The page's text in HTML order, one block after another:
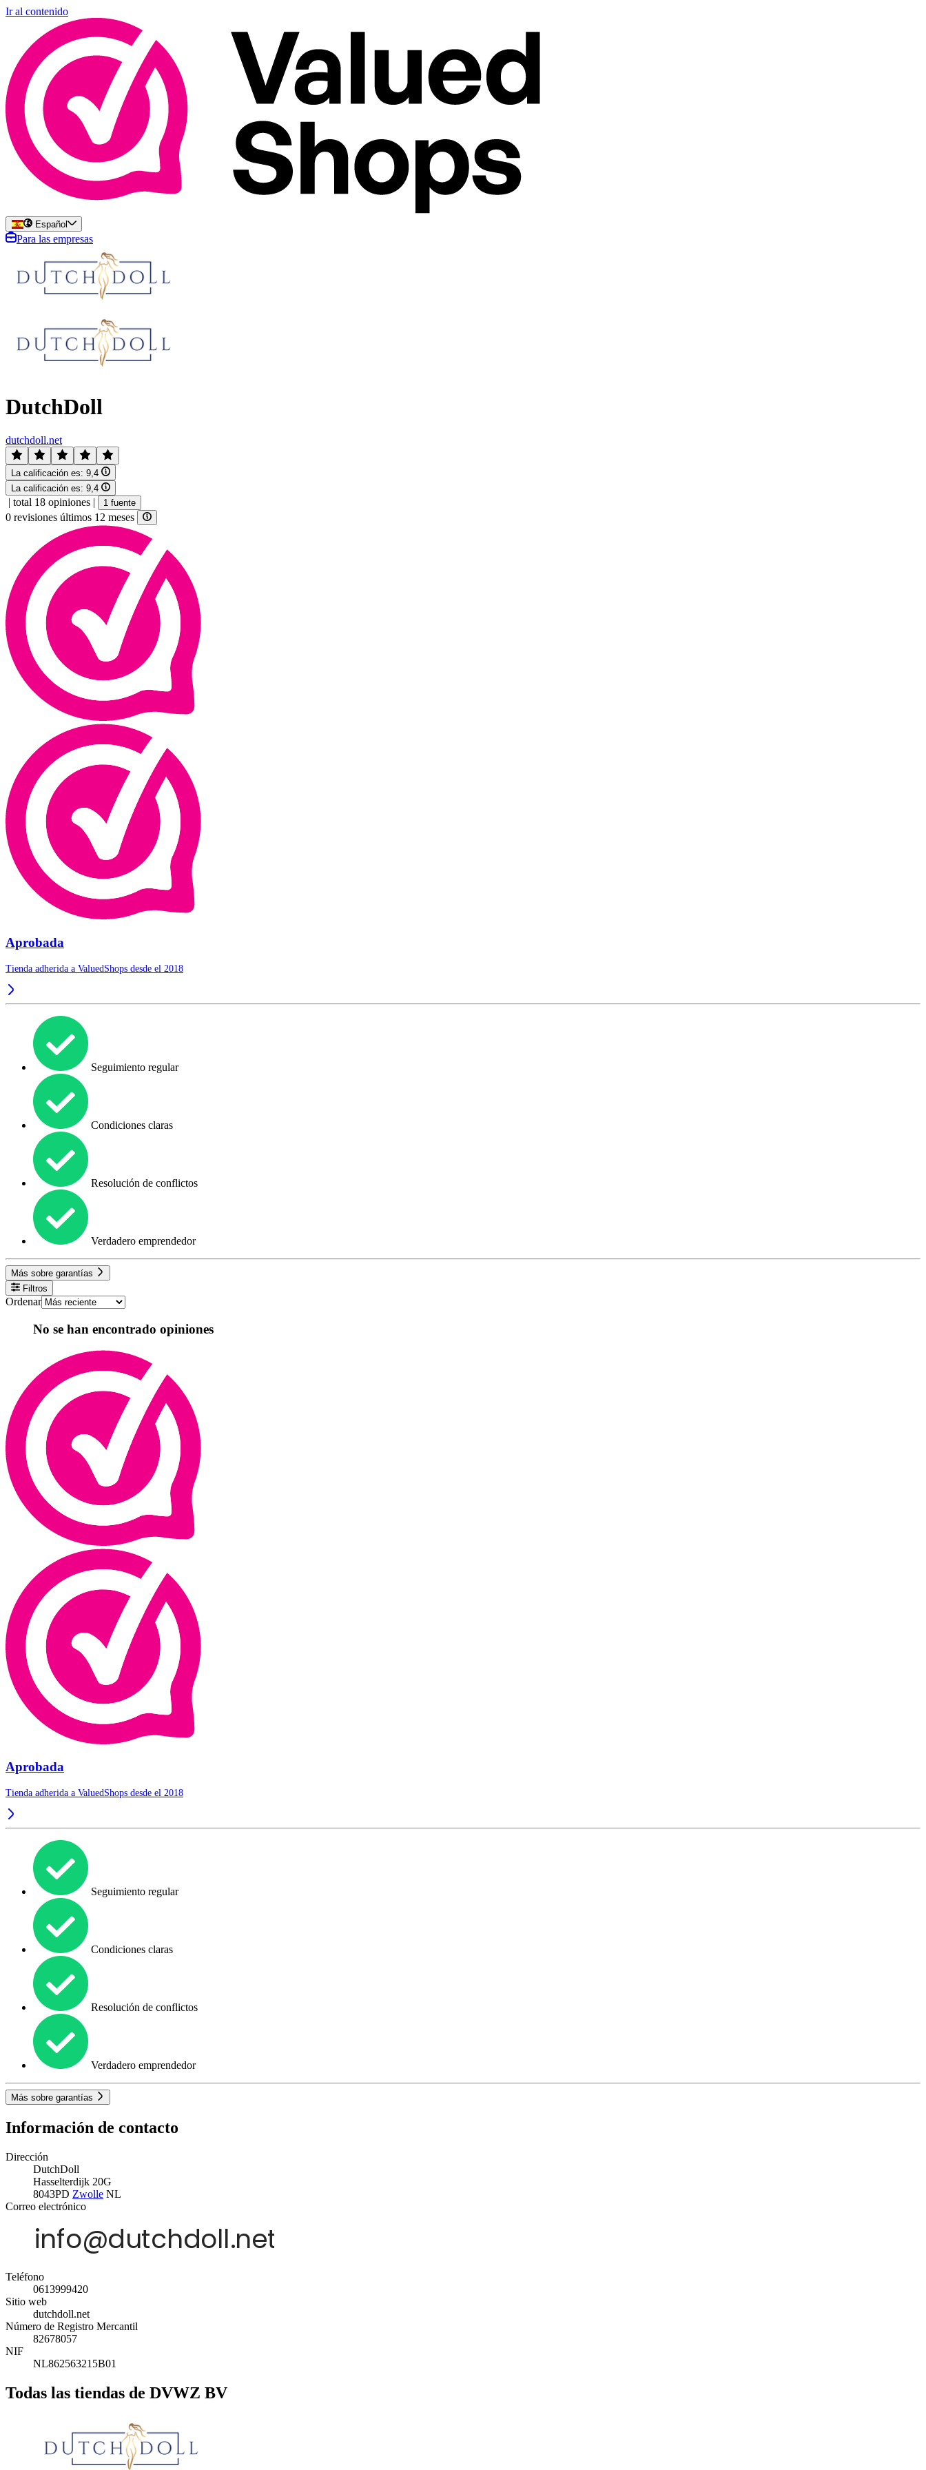
Ir al contenido
Español
Para las empresas
DutchDoll
dutchdoll.net
La calificación es: 9,4
La calificación es: 9,4
| total 18 opiniones | 1 fuente
0 revisiones últimos 12 meses
Aprobada
Tienda adherida a ValuedShops desde el 2018
Seguimiento regular
Condiciones claras
Resolución de conflictos
Verdadero emprendedor
Más sobre garantías
Filtros
Ordenar
No se han encontrado opiniones
Aprobada
Tienda adherida a ValuedShops desde el 2018
Seguimiento regular
Condiciones claras
Resolución de conflictos
Verdadero emprendedor
Más sobre garantías
Información de contacto
Dirección
DutchDoll
Hasselterdijk 20G
8043PD Zwolle NL
Correo electrónico
Teléfono
0613999420
Sitio web
dutchdoll.net
Número de Registro Mercantil
82678057
NIF
NL862563215B01
Todas las tiendas de DVWZ BV